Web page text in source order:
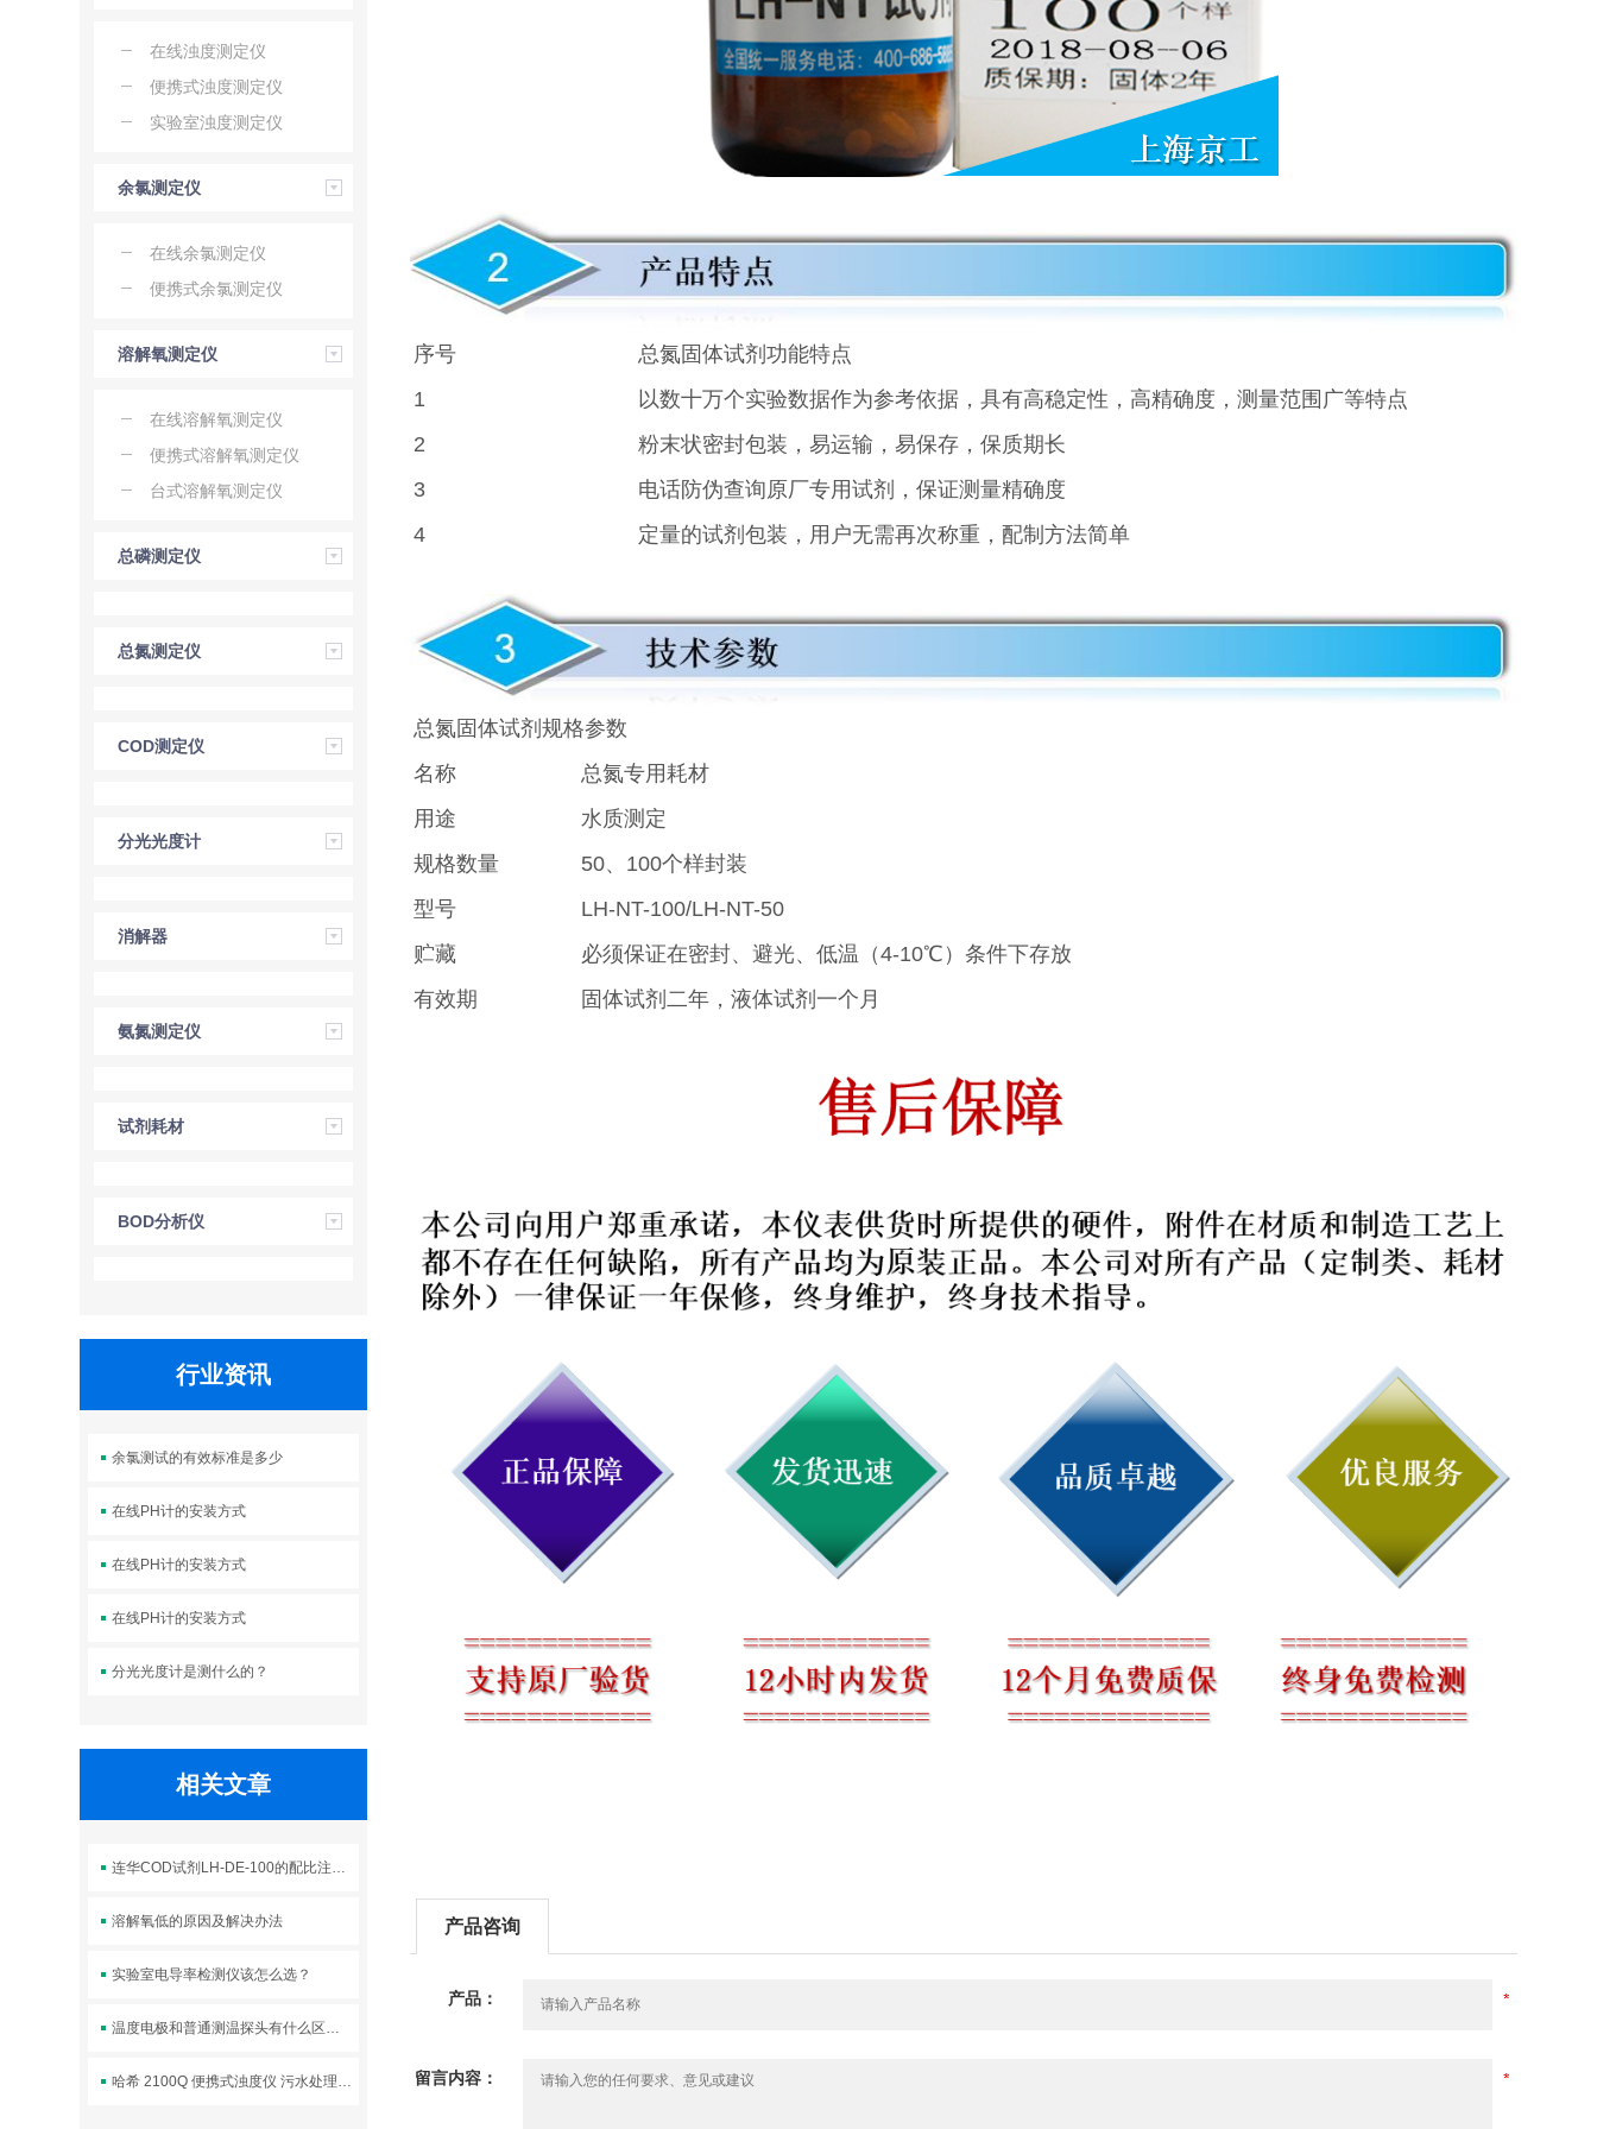
在线浊度测定仪
便携式浊度测定仪
实验室浊度测定仪
余氯测定仪
在线余氯测定仪
便携式余氯测定仪
溶解氧测定仪
在线溶解氧测定仪
便携式溶解氧测定仪
台式溶解氧测定仪
总磷测定仪
总氮测定仪
COD测定仪
分光光度计
消解器
氨氮测定仪
试剂耗材
BOD分析仪
行业资讯
余氯测试的有效标准是多少
在线PH计的安装方式
在线PH计的安装方式
在线PH计的安装方式
分光光度计是测什么的？
相关文章
连华COD试剂LH-DE-100的配比注意事项
溶解氧低的原因及解决办法
实验室电导率检测仪该怎么选？
温度电极和普通测温探头有什么区别？
哈希 2100Q 便携式浊度仪 污水处理厂野外应急浊度测试仪
序号
总氮固体试剂功能特点
1
以数十万个实验数据作为参考依据，具有高稳定性，高精确度，测量范围广等特点
2
粉末状密封包装，易运输，易保存，保质期长
3
电话防伪查询原厂专用试剂，保证测量精确度
4
定量的试剂包装，用户无需再次称重，配制方法简单
总氮固体试剂规格参数
名称
总氮专用耗材
用途
水质测定
规格数量
50、100个样封装
型号
LH-NT-100/LH-NT-50
贮藏
必须保证在密封、避光、低温（4-10℃）条件下存放
有效期
固体试剂二年，液体试剂一个月
产品咨询
产品：
留言内容：